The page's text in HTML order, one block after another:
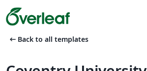
arrow_left_alt Back to all templates